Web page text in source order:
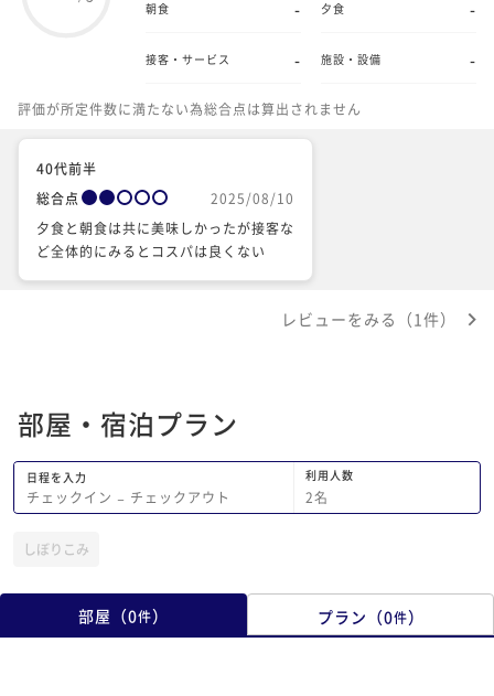
朝食 - 夕食 -
接客・サービス - 施設・設備 -
評価が所定件数に満たない為総合点は算出されません
40代前半
総合点
2025/08/10
夕食と朝食は共に美味しかったが接客な
ど全体的にみるとコスパは良くない
レビューをみる（1件）
部屋・宿泊プラン
日程を入力
チェックイン − チェックアウト
利用人数
2名
しぼりこみ
部屋 （0件） プラン （0件）